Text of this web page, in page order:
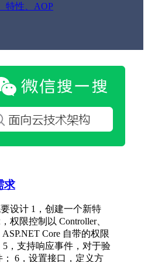
特性、AOP
求
设计 1，创建一个新特
权限控制以 Controller、
Core 自带的权限
，支持响应事件，对于验
6，设置接口，定义方